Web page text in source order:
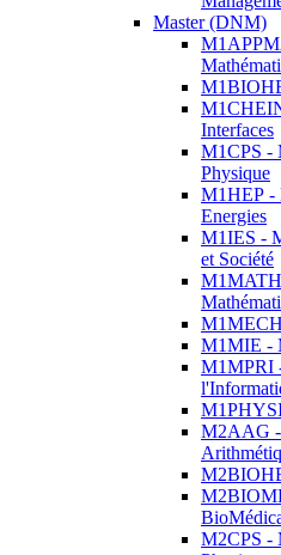
Master (DNM)
Interfaces
M1CPS -
Physique
M1HEP -
Energies
M1IES -
et Société
M1MIE -
M1MPRI
M2AAG
M2CPS -